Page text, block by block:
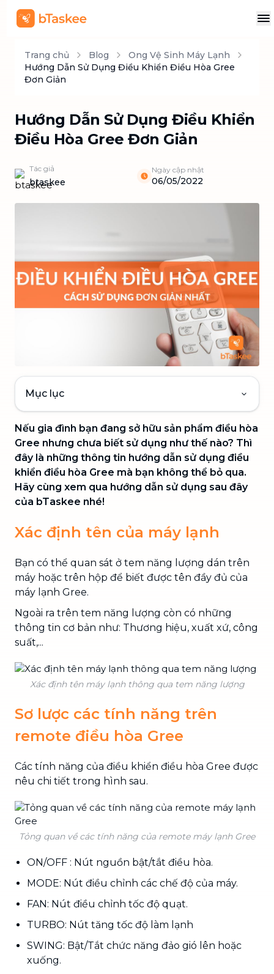
Trang chủ Blog
Ong Vệ Sinh Máy Lạnh
Hướng Dẫn Sử Dụng Điều Khiển Điều Hòa Gree
Đơn Giản
Hướng Dẫn Sử Dụng Điều Khiển
Điều Hòa Gree Đơn Giản
Tác giả
btaskee
Ngày cập nhật
06/05/2022
Mục lục
Nếu gia đình bạn đang sở hữu sản phẩm điều hòa
Gree nhưng chưa biết sử dụng như thế nào? Thì
đây là những thông tin hướng dẫn sử dụng điều
khiển điều hòa Gree mà bạn không thể bỏ qua.
Hãy cùng xem qua hướng dẫn sử dụng sau đây
của bTaskee nhé!
Xác định tên của máy lạnh
Bạn có thể quan sát ở tem năng lượng dán trên
máy hoặc trên hộp để biết được tên đầy đủ của
máy lạnh Gree.
Ngoài ra trên tem năng lượng còn có những
thông tin cơ bản như: Thương hiệu, xuất xứ, công
suất,...
Xác định tên máy lạnh thông qua tem năng lượng
Sơ lược các tính năng trên
remote điều hòa Gree
Các tính năng của điều khiển điều hòa Gree được
nêu chi tiết trong hình sau.
Tỏng quan về các tính năng của remote máy lạnh Gree
ON/OFF : Nút nguồn bật/tắt điều hòa.
MODE: Nút điều chỉnh các chế độ của máy.
FAN: Nút điều chỉnh tốc độ quạt.
TURBO: Nút tăng tốc độ làm lạnh
SWING: Bật/Tắt chức năng đảo gió lên hoặc
xuống.